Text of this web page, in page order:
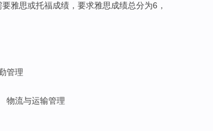
雅思或托福成绩，要求雅思成绩总分为6，
管理
物流与运输管理